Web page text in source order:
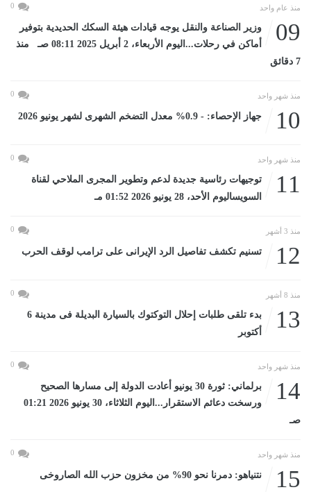
منذ عام واحد 0
09
وزير الصناعة والنقل يوجه قيادات هيئة السكك الحديدية بتوفير
أماكن في رحلات...اليوم الأربعاء، 2 أبريل 2025 08:11 صـ منذ
7 دقائق
منذ شهر واحد 0
10 جهاز الإحصاء: - 0.9% معدل التضخم الشهرى لشهر يونيو 2026
منذ شهر واحد 0
11
توجيهات رئاسية جديدة لدعم وتطوير المجرى الملاحي لقناة
السويساليوم الأحد، 28 يونيو 2026 01:52 مـ
منذ 3 أشهر 0
12 تسنيم تكشف تفاصيل الرد الإيرانى على ترامب لوقف الحرب
منذ 8 أشهر 0
13
بدء تلقى طلبات إحلال التوكتوك بالسيارة البديلة فى مدينة 6
أكتوبر
منذ شهر واحد 0
14
برلماني: ثورة 30 يونيو أعادت الدولة إلى مسارها الصحيح
ورسخت دعائم الاستقرار...اليوم الثلاثاء، 30 يونيو 2026 01:21
صـ
منذ شهر واحد 0
15 نتنياهو: دمرنا نحو 90% من مخزون حزب الله الصاروخى